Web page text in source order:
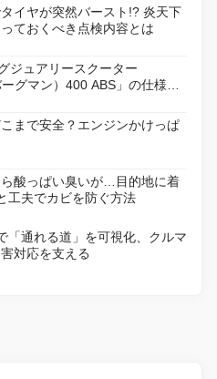
イヤが突然バースト!? 炎天下
ておくべき点検内容とは
ジュアリースクーター
ーグマン）400 ABS」の仕様を
発売
まで安全？エンジンかけっぱ
酸っぱい臭いが…目的地に着
工夫でカビを防ぐ方法
「通れる道」を可視化、クルマ
対応を支える